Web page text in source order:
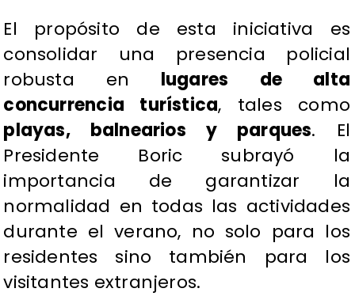
​El propósito de esta iniciativa es
consolidar una presencia policial
robusta en lugares de alta
concurrencia turística, tales como
playas, balnearios y parques. El
Presidente Boric subrayó la
importancia de garantizar la
normalidad en todas las actividades
durante el verano, no solo para los
residentes sino también para los
visitantes extranjeros.